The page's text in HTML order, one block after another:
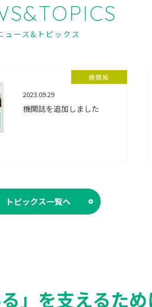
ュース&トピックス
機関紙
2023.09.29
機関誌を追加しました
トピックス一覧へ
」を支えるた